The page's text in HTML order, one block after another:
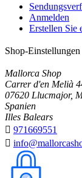
Anmelden
Erstellen Sie
Shop-Einstellungen
Mallorca Shop
Carrer d'en Melià
07620 Llucmajor,
Spanien
Illes Balears
 971669551
